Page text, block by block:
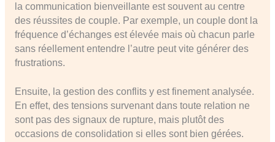
la communication bienveillante est souvent au centre
des réussites de couple. Par exemple, un couple dont la
fréquence d’échanges est élevée mais où chacun parle
sans réellement entendre l’autre peut vite générer des
frustrations.
Ensuite, la gestion des conflits y est finement analysée.
En effet, des tensions survenant dans toute relation ne
sont pas des signaux de rupture, mais plutôt des
occasions de consolidation si elles sont bien gérées.